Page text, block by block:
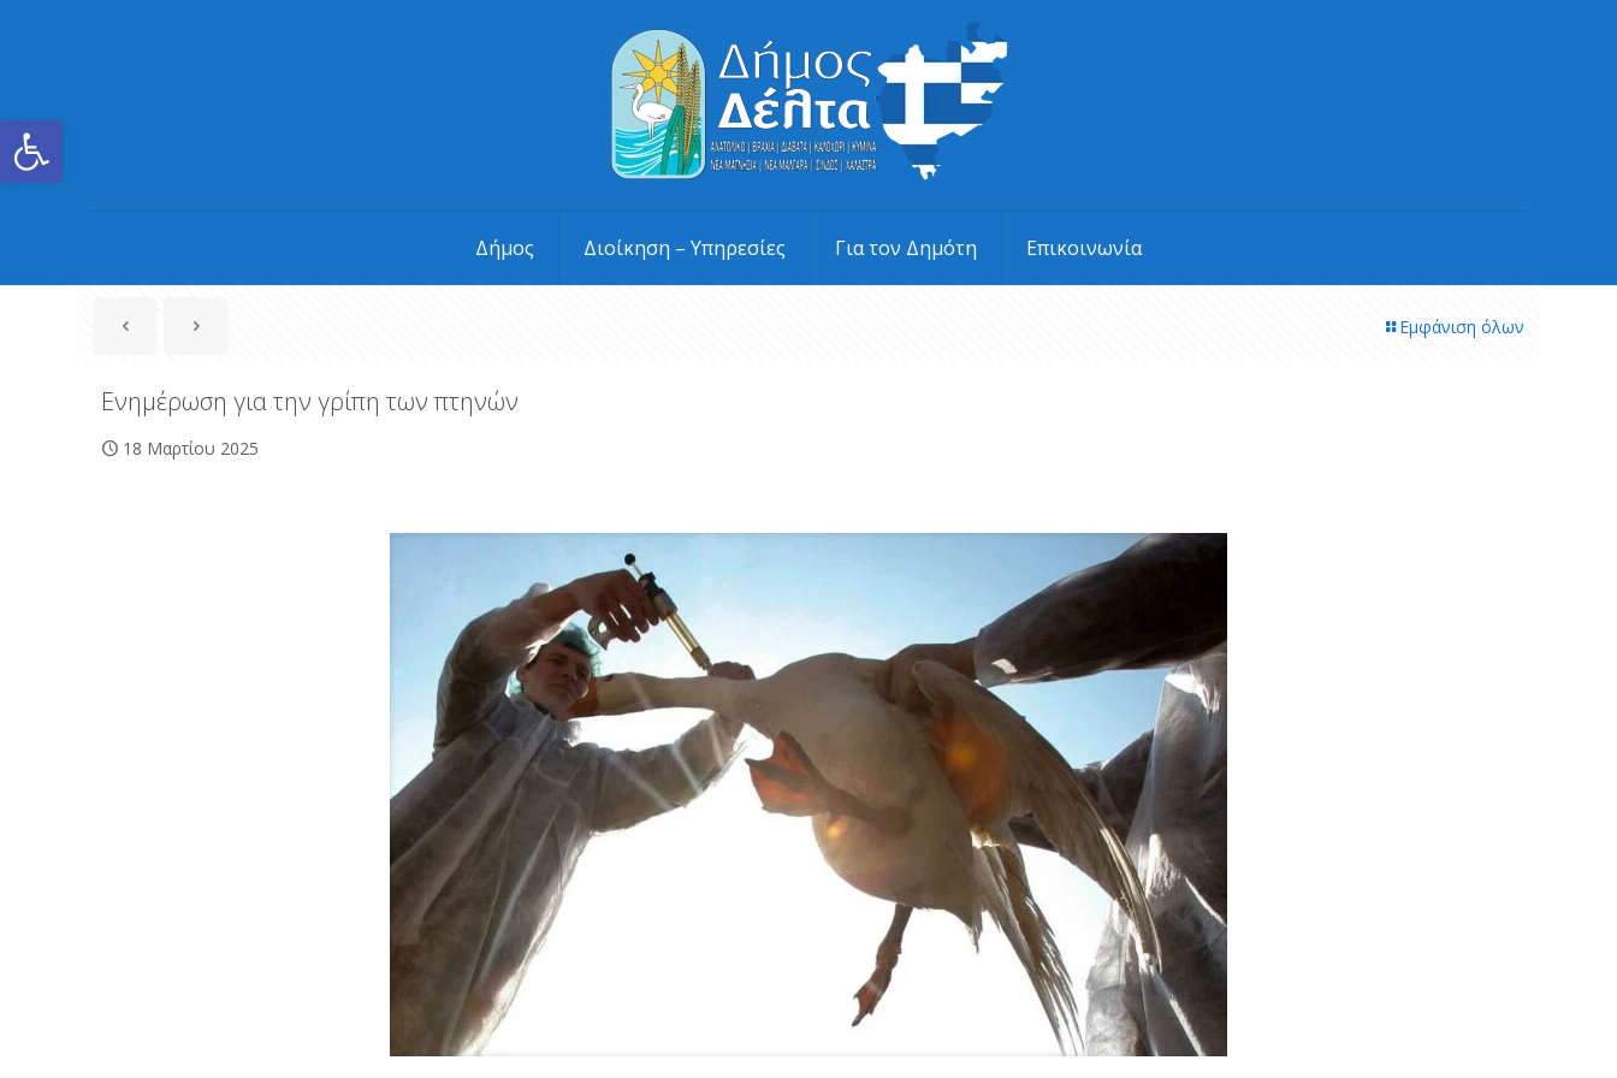
Ανοίξτε τη γραμμή εργαλείων
Δήμος Διοίκηση – Υπηρεσίες Για τον Δημότη Επικοινωνία
Εμφάνιση όλων
Ενημέρωση για την γρίπη των πτηνών
18 Μαρτίου 2025